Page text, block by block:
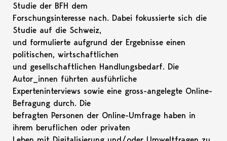
Studie der BFH dem
Forschungsinteresse nach. Dabei fokussierte sich die
Studie auf die Schweiz,
und formulierte aufgrund der Ergebnisse einen
politischen, wirtschaftlichen
und gesellschaftlichen Handlungsbedarf. Die
Autor_innen führten ausführliche
Experteninterviews sowie eine gross-angelegte Online-
Befragung durch. Die
befragten Personen der Online-Umfrage haben in
ihrem beruflichen oder privaten